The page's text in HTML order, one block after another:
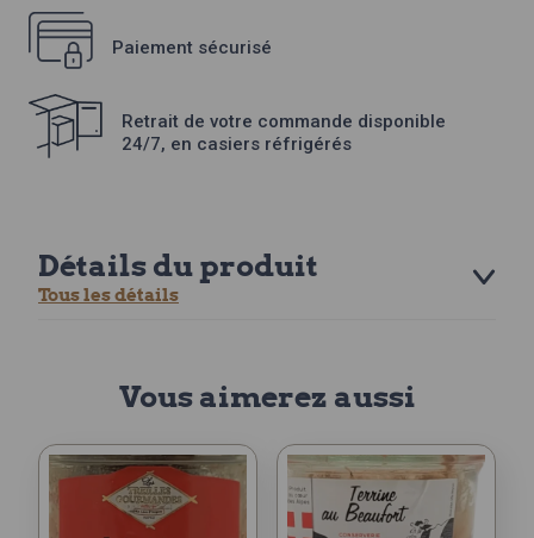
Paiement sécurisé
Retrait de votre commande disponible
24/7, en casiers réfrigérés
Détails du produit
Tous les détails
Vous aimerez aussi